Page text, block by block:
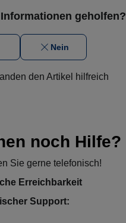
geholfen?
Nein
den Artikel hilfreich
noch Hilfe?
Sie gerne telefonisch!
Erreichbarkeit
Support: